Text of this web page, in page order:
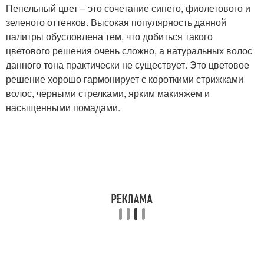
Пепельный цвет – это сочетание синего, фиолетового и
зеленого оттенков. Высокая популярность данной
палитры обусловлена тем, что добиться такого
цветового решения очень сложно, а натуральных волос
данного тона практически не существует. Это цветовое
решение хорошо гармонирует с короткими стрижками
волос, черными стрелками, ярким макияжем и
насыщенными помадами.